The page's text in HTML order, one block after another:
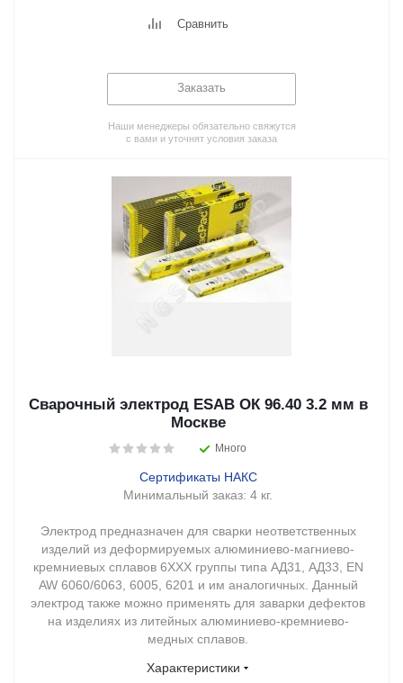
Сравнить
Заказать
Наши менеджеры обязательно свяжутся
с вами и уточнят условия заказа
Сварочный электрод ESAB ОК 96.40 3.2 мм в
Москве
Много
Сертификаты НАКС
Минимальный заказ: 4 кг.
Электрод предназначен для сварки неответственных
изделий из деформируемых алюминиево-магниево-
кремниевых сплавов 6ХХХ группы типа АД31, АД33, EN
AW 6060/6063, 6005, 6201 и им аналогичных. Данный
электрод также можно применять для заварки дефектов
на изделиях из литейных алюминиево-кремниево-
медных сплавов.
Характеристики